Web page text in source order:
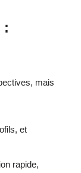
:
mais
et
rapide,